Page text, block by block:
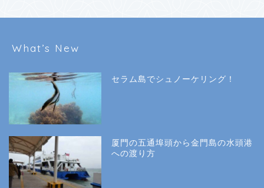
What’s New
セラム島でシュノーケリング！
厦門の五通埠頭から金門島の水頭港
への渡り方